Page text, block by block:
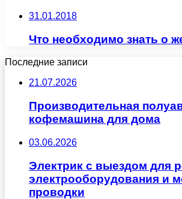
31.01.2018
Что необходимо знать о
Последние записи
21.07.2026
Производительная
кофемашина для дома
03.06.2026
Электрик с выездом для
электрооборудования и
проводки